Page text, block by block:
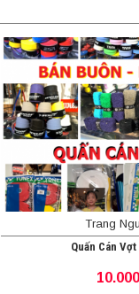
Trang
Quấn Cán